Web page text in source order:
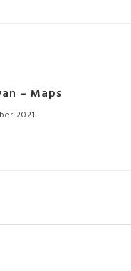
– Maps
2021